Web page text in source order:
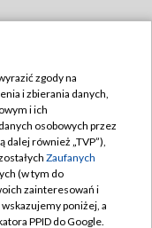
zgody na
i zbierania danych,
i ich
osobowych przez
dalej również „TVP”),
Zaufanych
(w tym do
zainteresowań i
poniżej, a
PPID do Google.